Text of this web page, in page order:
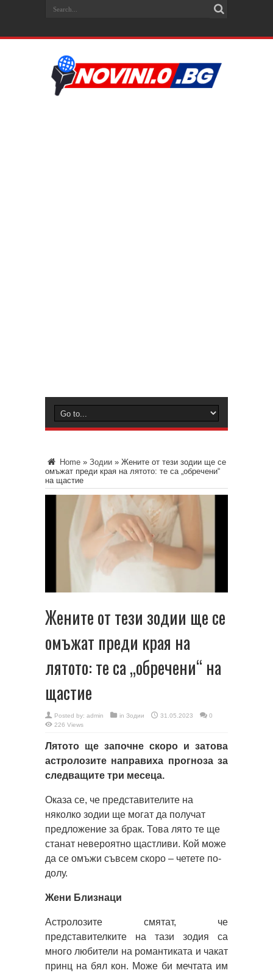
Home » Зодии » Жените от тези зодии ще се
омъжат преди края на лятото: те са „обречени“
на щастие
Жените от тези зодии ще се
омъжат преди края на
лятото: те са „обречени“ на
щастие
Posted by: admin in Зодии 31.05.2023
0
226 Views
Лятото ще започне скоро и затова
астролозите направиха прогноза за
следващите три месеца.
Оказа се, че представителите на
няколко зодии ще могат да получат
предложение за брак. Това лято те ще
станат невероятно щастливи. Кой може
да се омъжи съвсем скоро – четете по-
долу.
Жени Близнаци
Астролозите смятат, че
представителките на тази зодия са
много любители на романтиката и чакат
принц на бял кон. Може би мечтата им